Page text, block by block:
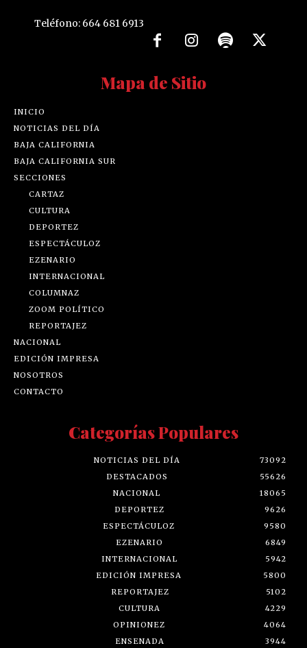
Teléfono: 664 681 6913
Mapa de Sitio
INICIO
NOTICIAS DEL DÍA
BAJA CALIFORNIA
BAJA CALIFORNIA SUR
SECCIONES
CARTAZ
CULTURA
DEPORTEZ
ESPECTÁCULOZ
EZENARIO
INTERNACIONAL
COLUMNAZ
ZOOM POLÍTICO
REPORTAJEZ
NACIONAL
EDICIÓN IMPRESA
NOSOTROS
CONTACTO
Categorías Populares
NOTICIAS DEL DÍA
73092
DESTACADOS
55626
NACIONAL
18065
DEPORTEZ
9626
ESPECTÁCULOZ
9580
EZENARIO
6849
INTERNACIONAL
5942
EDICIÓN IMPRESA
5800
REPORTAJEZ
5102
CULTURA
4229
OPINIONEZ
4064
ENSENADA
3944